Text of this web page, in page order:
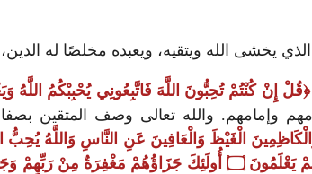
الذي يخشى الله ويتقيه، ويعبده مخلصًا له
قُلْ إِنْ كُنْتُمْ تُحِبُّونَ اللَّهَ فَاتَّبِعُونِي يُحْبِبْكُمُ اللَّهُ
وإمامهم. والله تعالى وصف المتقين
الْغَيْظَ وَالْعَافِينَ عَنِ النَّاسِ وَاللَّهُ يُحِبُّ
يَعْلَمُونَ ۝ أُولَئِكَ جَزَاؤُهُمْ مَغْفِرَةٌ مِنْ رَبِّهِمْ